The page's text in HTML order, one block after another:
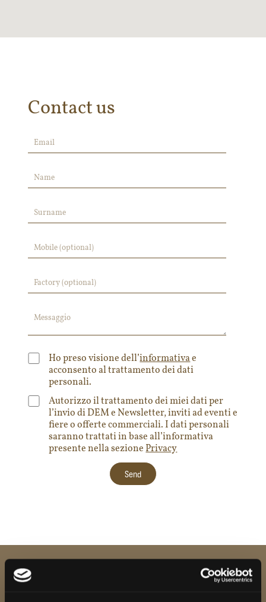
Contact us
Ho preso visione dell’informativae
acconsento al trattamento dei dati
personali.
Autorizzo il trattamento dei miei dati per
l’invio di DEM e Newsletter, inviti ad eventi e
fiere o offerte commerciali. I dati personali
saranno trattati in base all’informativa
presente nella sezione Privacy
Stay up to date Subscribe to